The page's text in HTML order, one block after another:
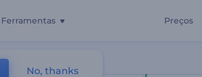
Ferramentas Preços
No, thanks